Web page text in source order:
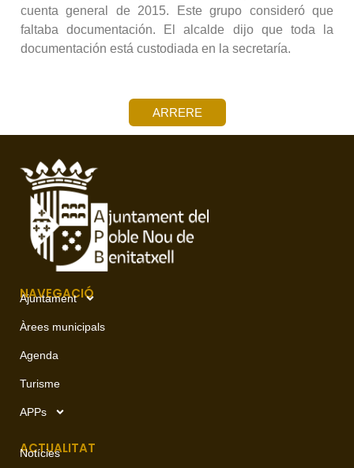
cuenta general de 2015. Este grupo consideró que
faltaba documentación. El alcalde dijo que toda la
documentación está custodiada en la secretaría.
ARRERE
NAVEGACIÓ
Ajuntament
Àrees municipals
Agenda
Turisme
APPs
ACTUALITAT
Notícies